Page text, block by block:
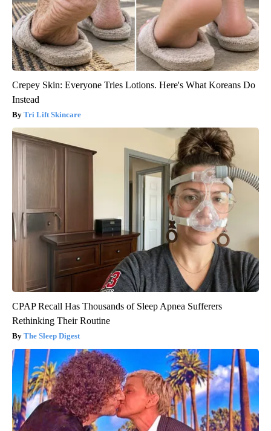
Crepey Skin: Everyone Tries Lotions. Here's What Koreans Do
Instead
Tri Lift Skincare
CPAP Recall Has Thousands of Sleep Apnea Sufferers
Rethinking Their Routine
The Sleep Digest